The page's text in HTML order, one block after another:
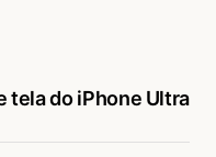
tela do iPhone Ultra